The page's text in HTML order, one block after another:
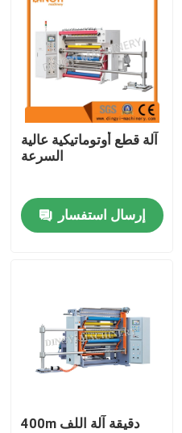
إتصال
آلة نفخ الفيلم
HDPE آلة نفخ الفيلم
آلة نفخ الأفلام البلاستيكية
آلة نفخ الفيلم أحادية الطبقة
آلة نفخ الفيلم متعدد الطبقات
آلة قطع أوتوماتيكية عالية
السرعة
إرسال استفسار
400m دقيقة آلة اللف